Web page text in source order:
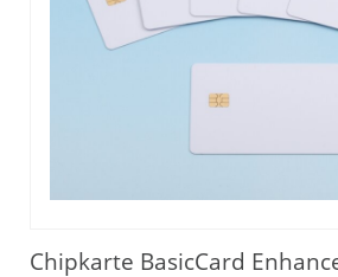
Chipkarte BasicCard